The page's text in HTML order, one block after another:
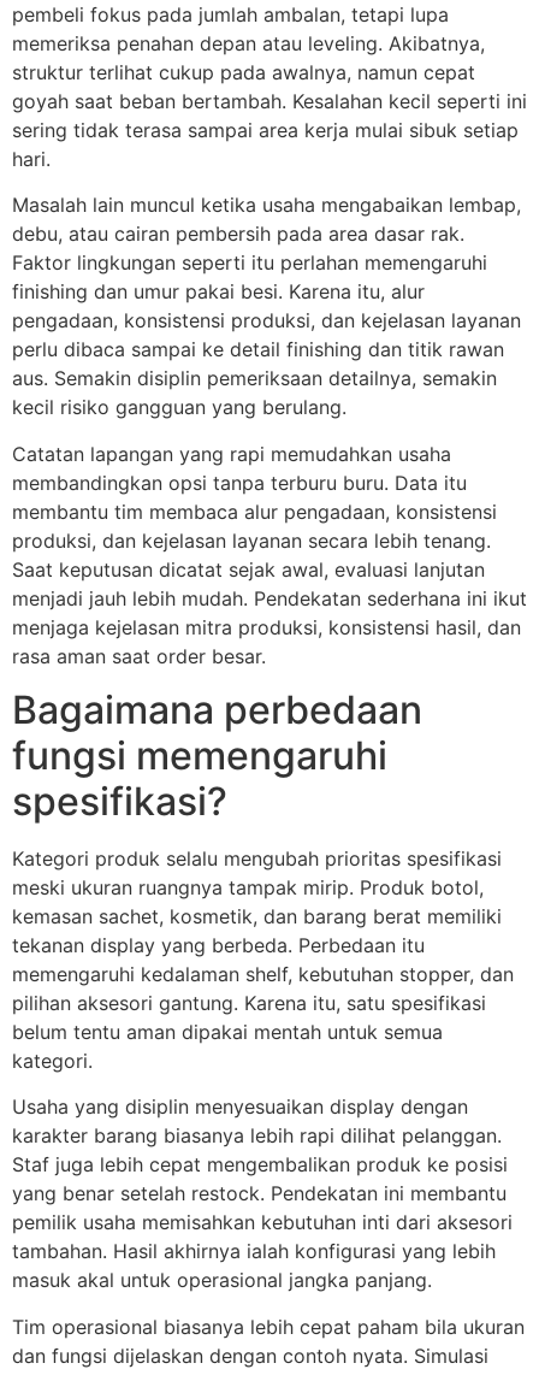
pembeli fokus pada jumlah ambalan, tetapi lupa
memeriksa penahan depan atau leveling. Akibatnya,
struktur terlihat cukup pada awalnya, namun cepat
goyah saat beban bertambah. Kesalahan kecil seperti ini
sering tidak terasa sampai area kerja mulai sibuk setiap
hari.
Masalah lain muncul ketika usaha mengabaikan lembap,
debu, atau cairan pembersih pada area dasar rak.
Faktor lingkungan seperti itu perlahan memengaruhi
finishing dan umur pakai besi. Karena itu, alur
pengadaan, konsistensi produksi, dan kejelasan layanan
perlu dibaca sampai ke detail finishing dan titik rawan
aus. Semakin disiplin pemeriksaan detailnya, semakin
kecil risiko gangguan yang berulang.
Catatan lapangan yang rapi memudahkan usaha
membandingkan opsi tanpa terburu buru. Data itu
membantu tim membaca alur pengadaan, konsistensi
produksi, dan kejelasan layanan secara lebih tenang.
Saat keputusan dicatat sejak awal, evaluasi lanjutan
menjadi jauh lebih mudah. Pendekatan sederhana ini ikut
menjaga kejelasan mitra produksi, konsistensi hasil, dan
rasa aman saat order besar.
Bagaimana perbedaan
fungsi memengaruhi
spesifikasi?
Kategori produk selalu mengubah prioritas spesifikasi
meski ukuran ruangnya tampak mirip. Produk botol,
kemasan sachet, kosmetik, dan barang berat memiliki
tekanan display yang berbeda. Perbedaan itu
memengaruhi kedalaman shelf, kebutuhan stopper, dan
pilihan aksesori gantung. Karena itu, satu spesifikasi
belum tentu aman dipakai mentah untuk semua
kategori.
Usaha yang disiplin menyesuaikan display dengan
karakter barang biasanya lebih rapi dilihat pelanggan.
Staf juga lebih cepat mengembalikan produk ke posisi
yang benar setelah restock. Pendekatan ini membantu
pemilik usaha memisahkan kebutuhan inti dari aksesori
tambahan. Hasil akhirnya ialah konfigurasi yang lebih
masuk akal untuk operasional jangka panjang.
Tim operasional biasanya lebih cepat paham bila ukuran
dan fungsi dijelaskan dengan contoh nyata. Simulasi